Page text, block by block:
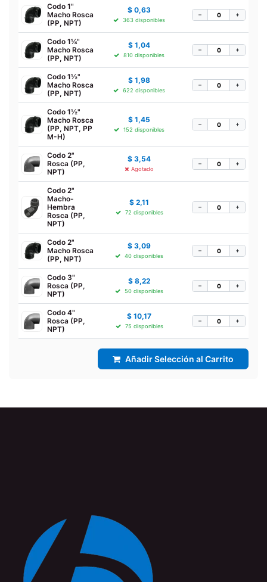
Codo 1"
Macho Rosca
(PP, NPT)
$0,63
363 disponibles
− +
Codo 1¼"
Macho Rosca
(PP, NPT)
$1,04
810 disponibles
− +
Codo 1½"
Macho Rosca
(PP, NPT)
$1,98
622 disponibles
− +
Codo 1½"
Macho Rosca
(PP, NPT, PP
M-H)
$1,45
152 disponibles
− +
Codo 2"
Rosca (PP,
NPT)
$3,54
Agotado
− +
Codo 2"
Macho-
Hembra
Rosca (PP,
NPT)
$2,11
72 disponibles
− +
Codo 2"
Macho Rosca
(PP, NPT)
$3,09
40 disponibles
− +
Codo 3"
Rosca (PP,
NPT)
$8,22
50 disponibles
− +
Codo 4"
Rosca (PP,
NPT)
$10,17
75 disponibles
− +
Añadir Selección al Carrito